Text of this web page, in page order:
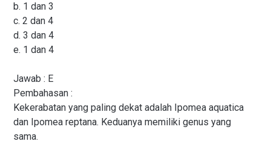
b. 1 dan 3
c. 2 dan 4
d. 3 dan 4
e. 1 dan 4
Jawab : E
Pembahasan :
Kekerabatan yang paling dekat adalah Ipomea aquatica
dan Ipomea reptana. Keduanya memiliki genus yang
sama.